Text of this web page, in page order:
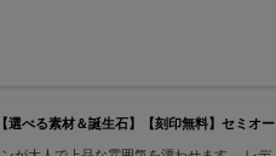
選べる素材＆誕生石】【刻印無料】セミ